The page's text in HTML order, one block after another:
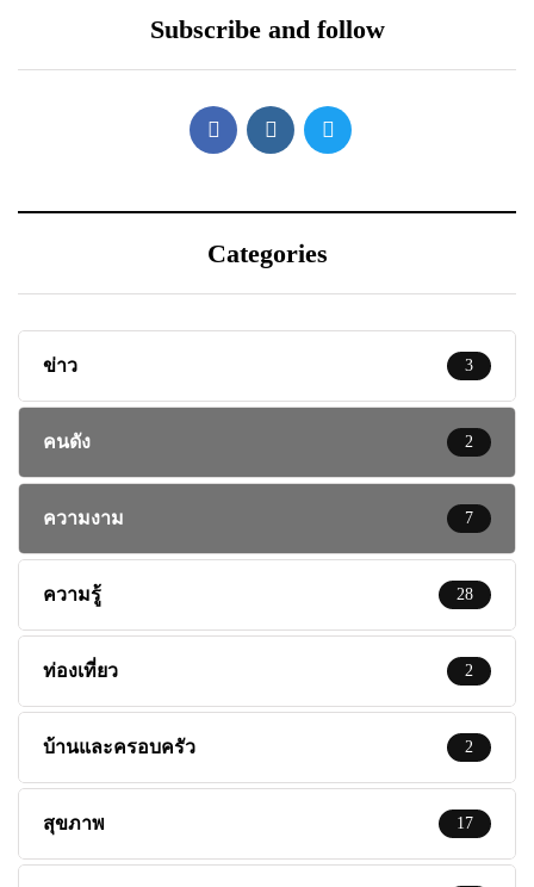
Subscribe and follow
Categories
ข่าว 3
คนดัง 2
ความงาม 7
ความรู้ 28
ท่องเที่ยว 2
บ้านและครอบครัว 2
สุขภาพ 17